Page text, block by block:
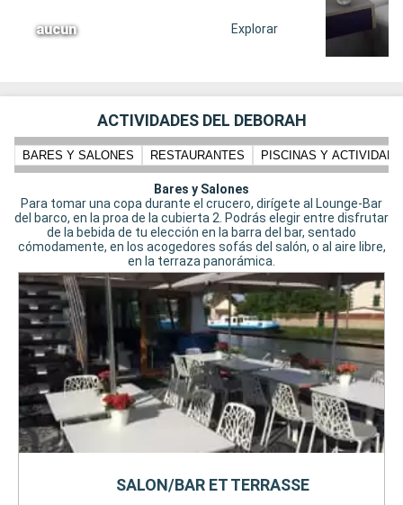
aucun Explorar
ACTIVIDADES DEL DEBORAH
BARES Y SALONES RESTAURANTES PISCINAS Y
Bares y Salones
Para tomar una copa durante el crucero, dirígete al Lounge-Bar
del barco, en la proa de la cubierta 2. Podrás elegir entre disfrutar
de la bebida de tu elección en la barra del bar, sentado
cómodamente, en los acogedores sofás del salón, o al aire libre,
en la terraza panorámica.
SALON/BAR ET TERRASSE